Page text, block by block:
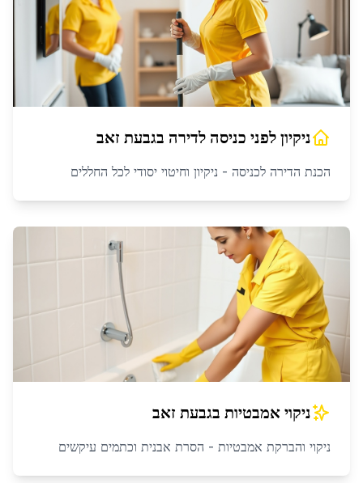
ניקיון לפני כניסה לדירה בגבעת זאב
הכנת הדירה לכניסה - ניקיון וחיטוי יסודי לכל החללים
ניקוי אמבטיות בגבעת זאב
ניקוי והברקת אמבטיות - הסרת אבנית וכתמים עיקשים